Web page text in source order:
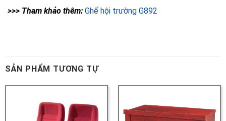
>>> Tham khảo thêm:
SẢN PHẨM TƯƠNG TỰ